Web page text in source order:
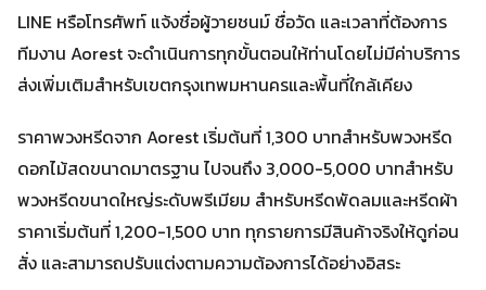
LINE หรือโทรศัพท์ แจ้งชื่อผู้วายชนม์ ชื่อวัด และเวลาที่ต้องการ
ทีมงาน Aorest จะดำเนินการทุกขั้นตอนให้ท่านโดยไม่มีค่าบริการ
ส่งเพิ่มเติมสำหรับเขตกรุงเทพมหานครและพื้นที่ใกล้เคียง
ราคาพวงหรีดจาก Aorest เริ่มต้นที่ 1,300 บาทสำหรับพวงหรีด
ดอกไม้สดขนาดมาตรฐาน ไปจนถึง 3,000-5,000 บาทสำหรับ
พวงหรีดขนาดใหญ่ระดับพรีเมียม สำหรับหรีดพัดลมและหรีดผ้า
ราคาเริ่มต้นที่ 1,200-1,500 บาท ทุกรายการมีสินค้าจริงให้ดูก่อน
สั่ง และสามารถปรับแต่งตามความต้องการได้อย่างอิสระ